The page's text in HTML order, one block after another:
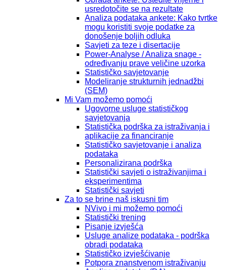
usredotočite se na rezultate
Analiza podataka ankete: Kako tvrtke
mogu koristiti svoje podatke za
donošenje boljih odluka
Savjeti za teze i disertacije
Power-Analyse / Analiza snage -
određivanju prave veličine uzorka
Statističko savjetovanje
Modeliranje strukturnih jednadžbi
(SEM)
Mi Vam možemo pomoći
Ugovorne usluge statističkog
savjetovanja
Statistička podrška za istraživanja i
aplikacije za financiranje
Statističko savjetovanje i analiza
podataka
Personalizirana podrška
Statistički savjeti o istraživanjima i
eksperimentima
Statistički savjeti
Za to se brine naš iskusni tim
NVivo i mi možemo pomoći
Statistički trening
Pisanje izvješća
Usluge analize podataka - podrška
obradi podataka
Statističko izvješćivanje
Potpora znanstvenom istraživanju